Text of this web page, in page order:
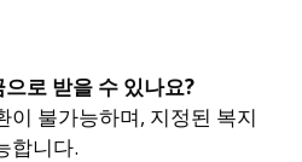
로 받을 수 있나요?
이 불가능하며, 지정된 복지
합니다.